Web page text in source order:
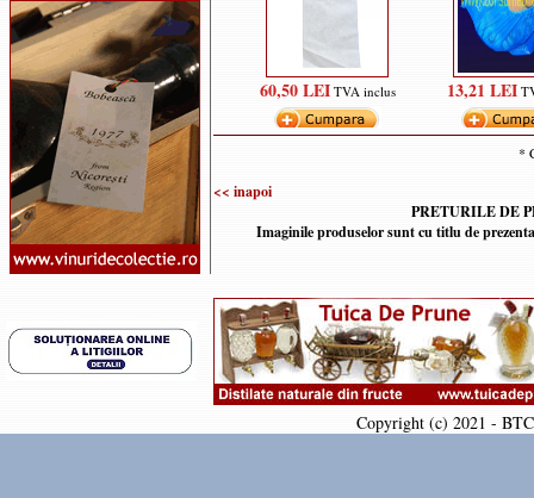
60,50 LEI TVA inclus 13,21 LEI
*
<< inapoi
PRETURILE DE
Imaginile produselor sunt cu titlu de
Copyright (c) 2021 -